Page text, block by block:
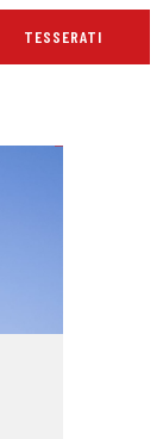
TESSERATI